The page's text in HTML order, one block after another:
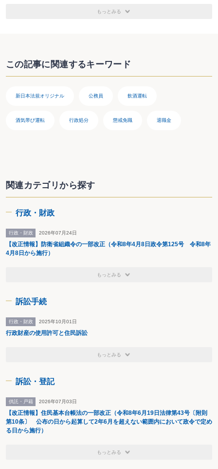
臨床スポーツ医学（文光堂） 連載：スポーツ事故の法律
インターネット護身術（毎日コミュニケーションズ 共
スポーツの法律相談（青林書院 共著）
自治体都市計画の最前線（学芸出版社 共著・2007年）
建築生産と法制度（日本建築学会 共著・2018年）
行政不服審査法の実務と書式（日本弁護士連合会行政訴訟
もっとみる
この記事に関連するキーワード
新日本法規オリジナル 公務員 飲酒運転
酒気帯び運転 行政処分 懲戒免職 退職金
関連カテゴリから探す
行政・財政
行政・財政 2026年07月24日
【改正情報】防衛省組織令の一部改正（令和8年4月8日政令第125号 令和8年
4月8日から施行）
もっとみる
訴訟手続
行政・財政 2025年10月01日
行政財産の使用許可と住民訴訟
もっとみる
訴訟・登記
供託・戸籍 2026年07月03日
【改正情報】住民基本台帳法の一部改正（令和8年6月19日法律第43号〔附則
第10条〕 公布の日から起算して2年6月を超えない範囲内において政令で定め
る日から施行）
もっとみる